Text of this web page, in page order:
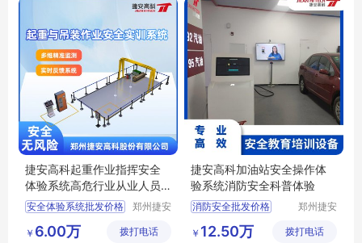
捷安高科起重作业指挥安全
体验系统高危行业从业人员
安全操作培训
安全体验系统批发价格
安全体验系统行情报价
郑州捷安
有限公司
￥ 6.00万 拨打电话
捷安高科加油站安全操作体
验系统消防安全科普体验
消防安全批发价格
消防安全行情报价
郑州捷安
有限公司
￥ 12.50万 拨打电话